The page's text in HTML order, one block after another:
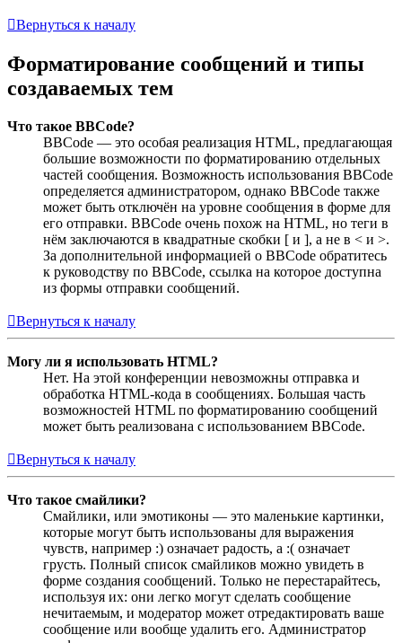
Вернуться к началу
Форматирование сообщений и типы
создаваемых тем
Что такое BBCode?
BBCode — это особая реализация HTML, предлагающая
большие возможности по форматированию отдельных
частей сообщения. Возможность использования BBCode
определяется администратором, однако BBCode также
может быть отключён на уровне сообщения в форме для
его отправки. BBCode очень похож на HTML, но теги в
нём заключаются в квадратные скобки [ и ], а не в < и >.
За дополнительной информацией о BBCode обратитесь
к руководству по BBCode, ссылка на которое доступна
из формы отправки сообщений.
Вернуться к началу
Могу ли я использовать HTML?
Нет. На этой конференции невозможны отправка и
обработка HTML-кода в сообщениях. Большая часть
возможностей HTML по форматированию сообщений
может быть реализована с использованием BBCode.
Вернуться к началу
Что такое смайлики?
Смайлики, или эмотиконы — это маленькие картинки,
которые могут быть использованы для выражения
чувств, например :) означает радость, а :( означает
грусть. Полный список смайликов можно увидеть в
форме создания сообщений. Только не перестарайтесь,
используя их: они легко могут сделать сообщение
нечитаемым, и модератор может отредактировать ваше
сообщение или вообще удалить его. Администратор